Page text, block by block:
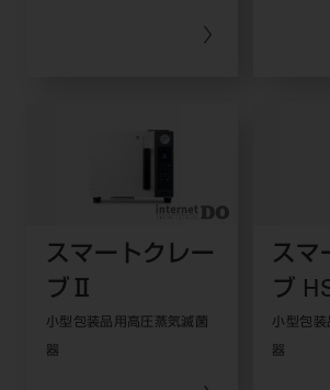
スマートクレー
ブⅡ
小型包装品用高圧蒸気滅菌
器
スマ
ブ
小型包装
器